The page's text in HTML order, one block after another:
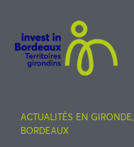
ACTUALITÉS EN GIRONDE,
BORDEAUX